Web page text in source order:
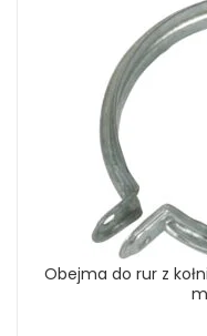
Obejma do rur z